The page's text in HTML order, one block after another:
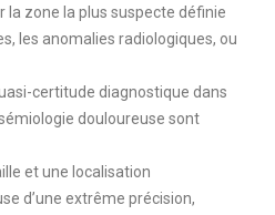
la zone la plus suspecte définie
les anomalies radiologiques, ou
certitude diagnostique dans
douloureuse sont
et une localisation
d’une extrême précision,